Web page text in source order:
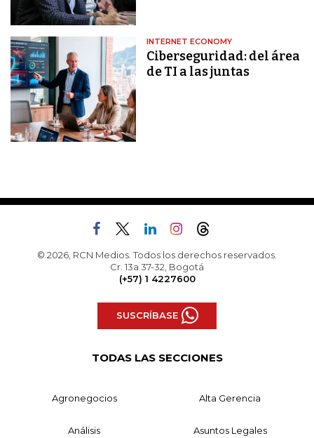
INTERNET ECONOMY
Ciberseguridad: del área
de TI a las juntas
© 2026, RCN Medios. Todos los derechos reservados.
Cr. 13a 37-32, Bogotá
(+57) 1 4227600
SUSCRÍBASE
TODAS LAS SECCIONES
Agronegocios Alta Gerencia
Análisis Asuntos Legales